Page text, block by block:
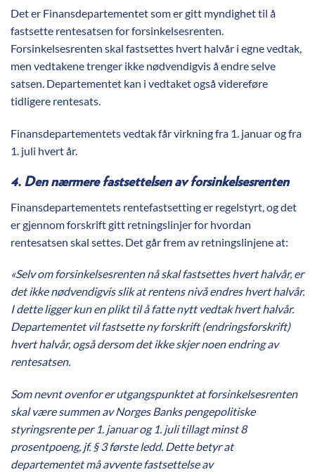
Det er Finansdepartementet som er gitt myndighet til å
fastsette rentesatsen for forsinkelsesrenten.
Forsinkelsesrenten skal fastsettes hvert halvår i egne vedtak,
men vedtakene trenger ikke nødvendigvis å endre selve
satsen. Departementet kan i vedtaket også videreføre
tidligere rentesats.
Finansdepartementets vedtak får virkning fra 1. januar og fra
1. juli hvert år.
4. Den nærmere fastsettelsen av forsinkelsesrenten
Finansdepartementets rentefastsetting er regelstyrt, og det
er gjennom forskrift gitt retningslinjer for hvordan
rentesatsen skal settes. Det går frem av retningslinjene at:
«Selv om forsinkelsesrenten nå skal fastsettes hvert halvår, er
det ikke nødvendigvis slik at rentens nivå endres hvert halvår.
I dette ligger kun en plikt til å fatte nytt vedtak hvert halvår.
Departementet vil fastsette ny forskrift (endringsforskrift)
hvert halvår, også dersom det ikke skjer noen endring av
rentesatsen.
Som nevnt ovenfor er utgangspunktet at forsinkelsesrenten
skal være summen av Norges Banks pengepolitiske
styringsrente per 1. januar og 1. juli tillagt minst 8
prosentpoeng, jf. § 3 første ledd. Dette betyr at
departementet må avvente fastsettelse av